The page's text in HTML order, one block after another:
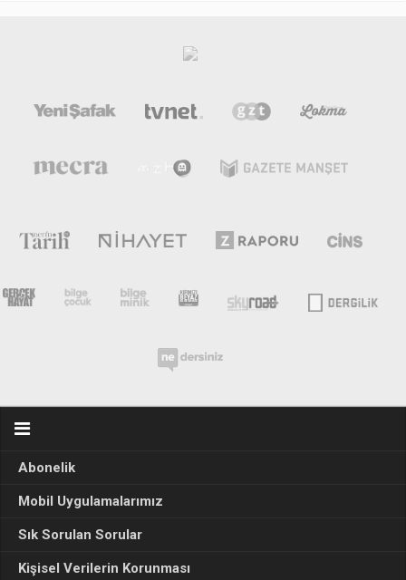
Abonelik
Mobil Uygulamalarımız
Sık Sorulan Sorular
Kişisel Verilerin Korunması